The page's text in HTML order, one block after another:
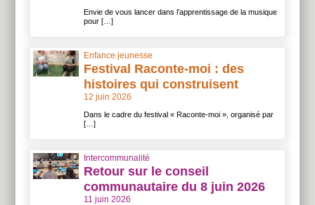
Envie de vous lancer dans l’apprentissage de la musique
pour […]
Enfance jeunesse
Festival Raconte-moi : des
histoires qui construisent
12 juin 2026
Dans le cadre du festival « Raconte-moi », organisé par
[…]
Intercommunalité
Retour sur le conseil
communautaire du 8 juin 2026
11 juin 2026